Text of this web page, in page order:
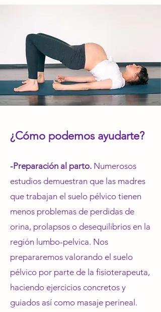
¿Cómo podemos ayudarte?
-Preparación al parto. Numerosos
estudios demuestran que las madres
que trabajan el suelo pélvico tienen
menos problemas de perdidas de
orina, prolapsos o desequilibrios en la
región lumbo-pelvica. Nos
prepararemos valorando el suelo
pélvico por parte de la fisioterapeuta,
haciendo ejercicios concretos y
guiados así como masaje perineal.